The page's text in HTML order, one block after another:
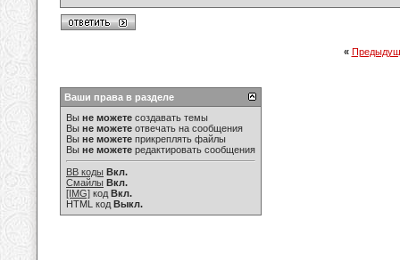
«
Ваши права в разделе
Вы не можете создавать темы
Вы не можете отвечать на сообщения
Вы не можете прикреплять файлы
Вы не можете редактировать сообщения
BB коды Вкл.
Смайлы Вкл.
[IMG] код Вкл.
HTML код Выкл.